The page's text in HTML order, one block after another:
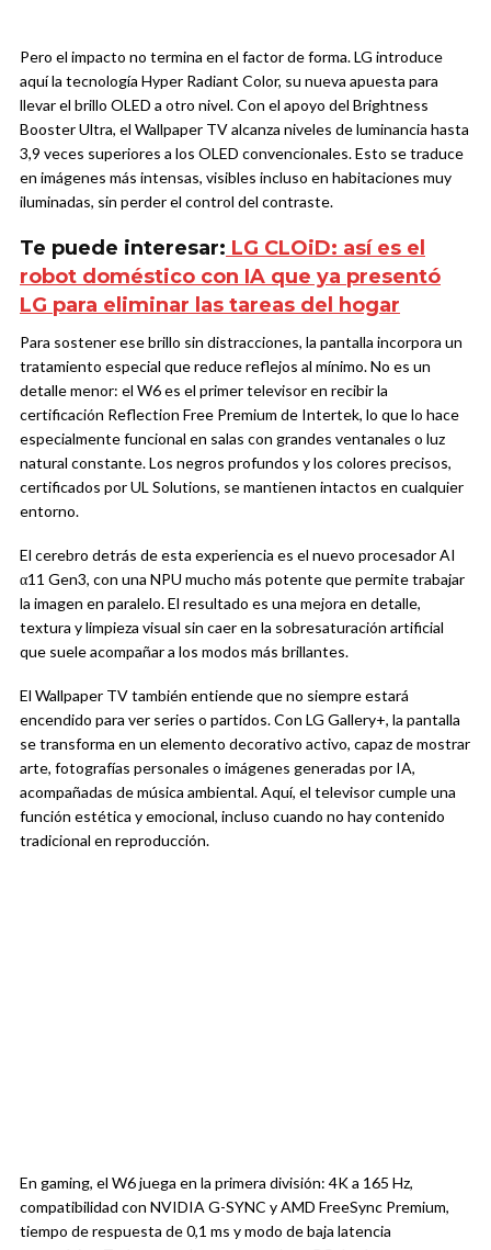
Pero el impacto no termina en el factor de forma. LG introduce
aquí la tecnología Hyper Radiant Color, su nueva apuesta para
llevar el brillo OLED a otro nivel. Con el apoyo del Brightness
Booster Ultra, el Wallpaper TV alcanza niveles de luminancia hasta
3,9 veces superiores a los OLED convencionales. Esto se traduce
en imágenes más intensas, visibles incluso en habitaciones muy
iluminadas, sin perder el control del contraste.
Te puede interesar: LG CLOiD: así es el
robot doméstico con IA que ya presentó
LG para eliminar las tareas del hogar
Para sostener ese brillo sin distracciones, la pantalla incorpora un
tratamiento especial que reduce reflejos al mínimo. No es un
detalle menor: el W6 es el primer televisor en recibir la
certificación Reflection Free Premium de Intertek, lo que lo hace
especialmente funcional en salas con grandes ventanales o luz
natural constante. Los negros profundos y los colores precisos,
certificados por UL Solutions, se mantienen intactos en cualquier
entorno.
El cerebro detrás de esta experiencia es el nuevo procesador AI
α11 Gen3, con una NPU mucho más potente que permite trabajar
la imagen en paralelo. El resultado es una mejora en detalle,
textura y limpieza visual sin caer en la sobresaturación artificial
que suele acompañar a los modos más brillantes.
El Wallpaper TV también entiende que no siempre estará
encendido para ver series o partidos. Con LG Gallery+, la pantalla
se transforma en un elemento decorativo activo, capaz de mostrar
arte, fotografías personales o imágenes generadas por IA,
acompañadas de música ambiental. Aquí, el televisor cumple una
función estética y emocional, incluso cuando no hay contenido
tradicional en reproducción.
En gaming, el W6 juega en la primera división: 4K a 165 Hz,
compatibilidad con NVIDIA G-SYNC y AMD FreeSync Premium,
tiempo de respuesta de 0,1 ms y modo de baja latencia